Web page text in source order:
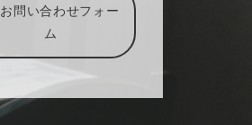
お問い合わせフォー
ム